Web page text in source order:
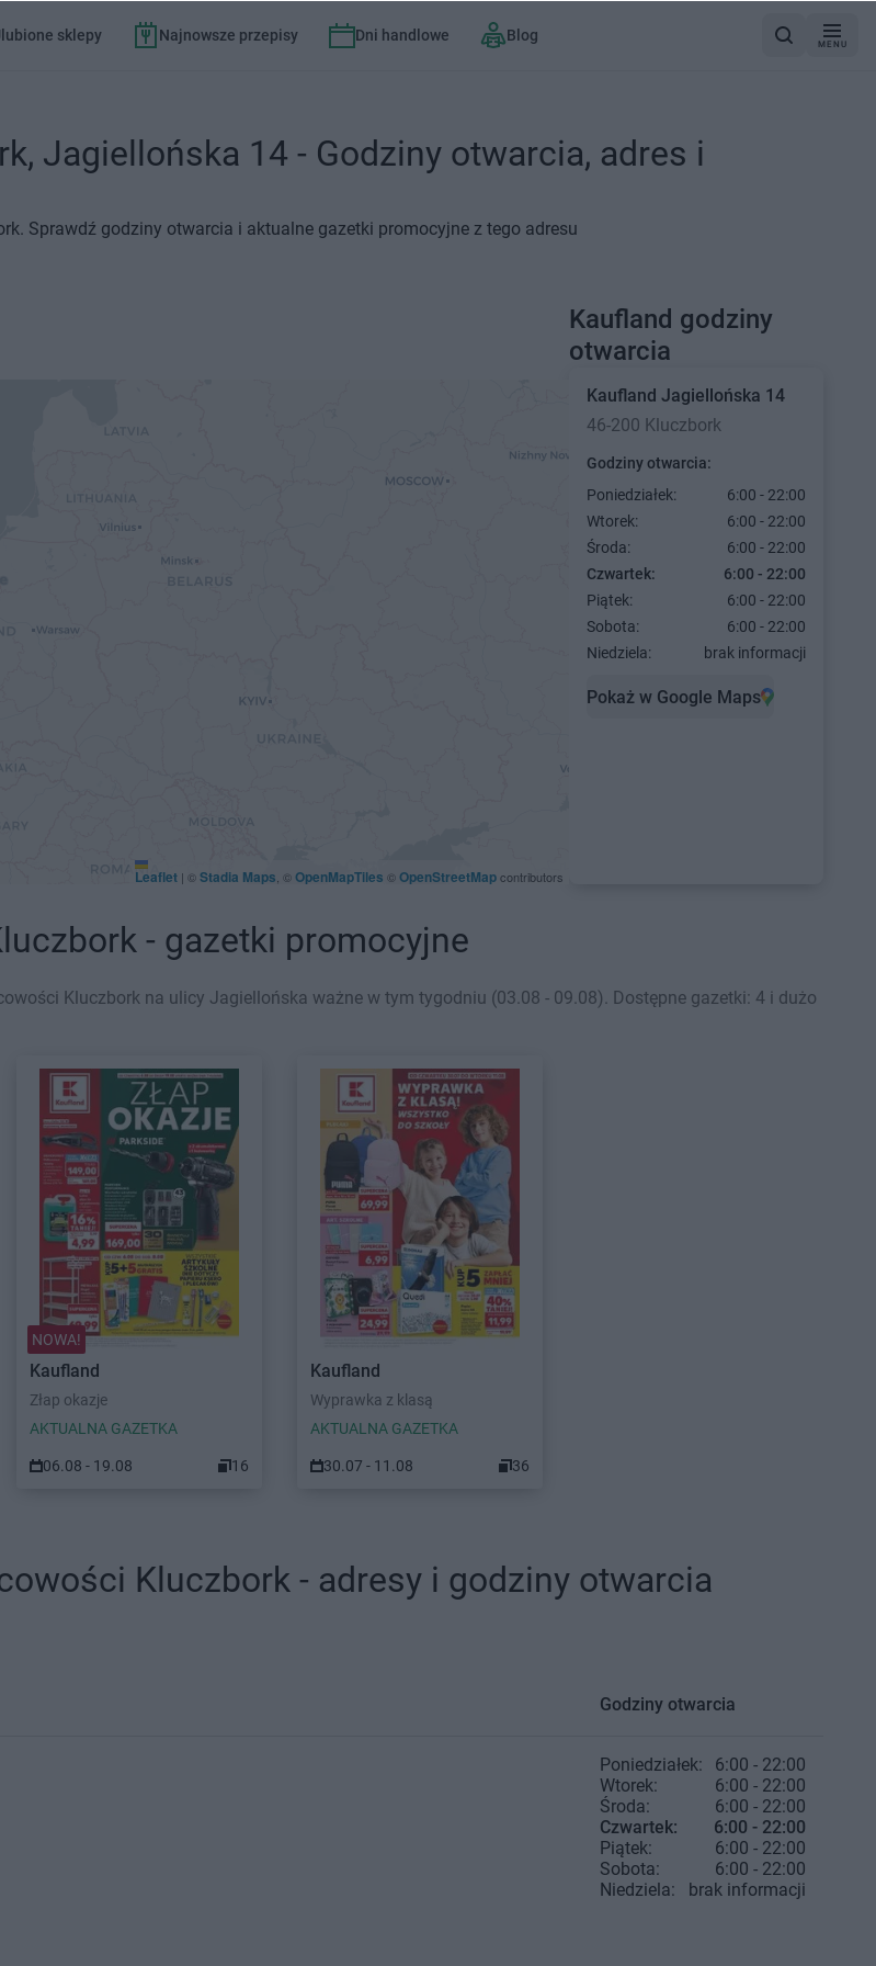
sklepy Najnowsze przepisy Dni handlowe Blog
MENU
Jagiellońska 14 - Godziny otwarcia, adres i
Sprawdź godziny otwarcia i aktualne gazetki promocyjne z tego adresu
Kaufland godziny
otwarcia
Kaufland Jagiellońska 14
46-200 Kluczbork
Godziny otwarcia:
Poniedziałek:
6:00 - 22:00
Wtorek:
6:00 - 22:00
Środa:
6:00 - 22:00
Czwartek:
6:00 - 22:00
Piątek:
6:00 - 22:00
Sobota:
6:00 - 22:00
Niedziela:
brak informacji
Pokaż w Google Maps
Leaflet | ©Stadia Maps , ©OpenMapTiles ©OpenStreetMapcontributors
- gazetki promocyjne
Kluczbork na ulicy Jagiellońska ważne w tym tygodniu (03.08 - 09.08). Dostępne gazetki: 4 i dużo
NOWA!
Kaufland
Złap okazje
AKTUALNA GAZETKA
06.08 - 19.08 16
Kaufland
Wyprawka z klasą
AKTUALNA GAZETKA
30.07 - 11.08 36
Kluczbork - adresy i godziny otwarcia
Godziny otwarcia
Poniedziałek:
6:00 - 22:00
Wtorek:
6:00 - 22:00
Środa:
6:00 - 22:00
Czwartek:
6:00 - 22:00
Piątek:
6:00 - 22:00
Sobota:
6:00 - 22:00
Niedziela:
brak informacji